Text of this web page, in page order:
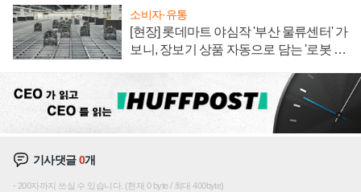
소비자·유통
[현장] 롯데마트 야심작 '부산 물류센터' 가
보니, 장보기 상품 자동으로 담는 '로봇 40
기사댓글0개
200자까지 쓰실 수 있습니다. (현재 0 byte / 최대 400byte)